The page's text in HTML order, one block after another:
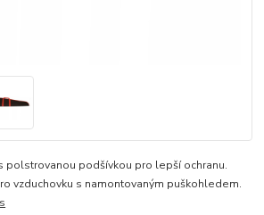
polstrovanou podšívkou pro lepší ochranu.
vzduchovku s namontovaným puškohledem.